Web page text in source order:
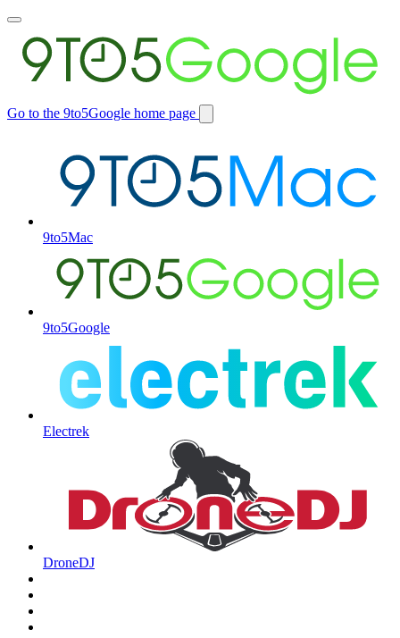
Toggle
main
menu
Go to the 9to5Google home page
Switch
9to5Mac
9to5Google
Electrek
DroneDJ